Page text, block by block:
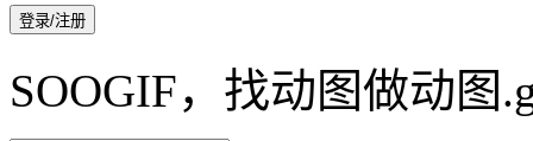
登录/注册
SOOGIF，找动图做动图